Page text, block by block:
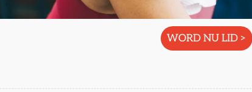
WORD NU LID >